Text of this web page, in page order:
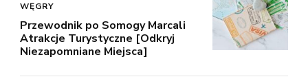
WĘGRY
Przewodnik po Somogy Marcali
Atrakcje Turystyczne [Odkryj
Niezapomniane Miejsca]